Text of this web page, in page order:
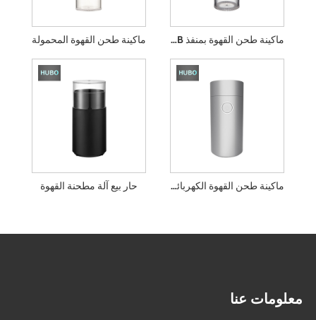
ماكينة طحن القهوة المحمولة ماكينة طحن القهوة بمنفذ USB
حار بيع آلة مطحنة القهوة ماكينة طحن القهوة الكهربائية
معلومات عنا